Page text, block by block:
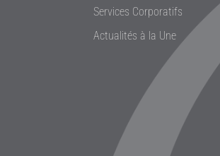
Services Corporatifs
Actualités à la Une